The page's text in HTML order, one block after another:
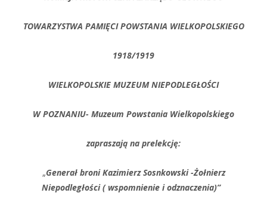
TOWARZYSTWA PAMIĘCI POWSTANIA WIELKOPOLSKIEGO
1918/1919
WIELKOPOLSKIE MUZEUM NIEPODLEGŁOŚCI
W POZNANIU- Muzeum Powstania Wielkopolskiego
zapraszają na prelekcję:
„Generał broni Kazimierz Sosnkowski -Żołnierz
Niepodległości ( wspomnienie i odznaczenia)”